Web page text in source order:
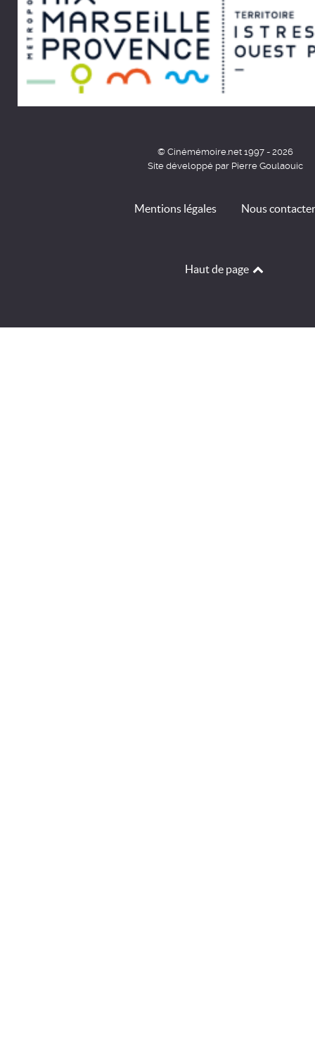
© Cinémémoire.net 1997 - 2026
Site développé par Pierre Goulaouic
Mentions légales Nous contacter
Haut de page